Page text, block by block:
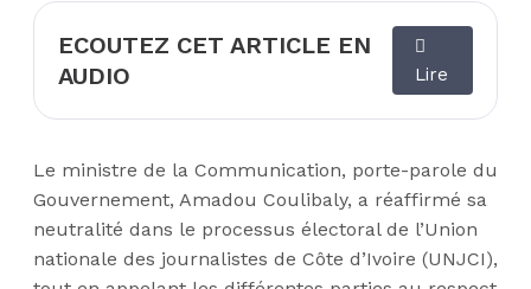
ECOUTEZ CET ARTICLE EN
AUDIO
Lire
Le ministre de la Communication, porte-parole du
Gouvernement, Amadou Coulibaly, a réaffirmé sa
neutralité dans le processus électoral de l’Union
nationale des journalistes de Côte d’Ivoire (UNJCI),